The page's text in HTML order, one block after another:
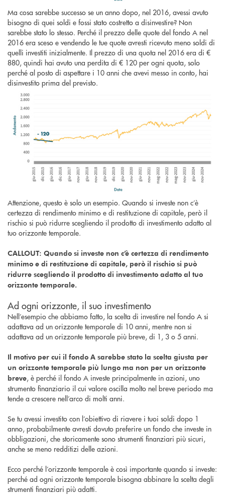
Ma cosa sarebbe successo se un anno dopo, nel 2016, avessi avuto
bisogno di quei soldi e fossi stato costretto a disinvestire? Non
sarebbe stato lo stesso. Perché il prezzo delle quote del fondo A nel
2016 era sceso e vendendo le tue quote avresti ricevuto meno soldi di
quelli investiti inizialmente. Il prezzo di una quota nel 2016 era di €
880, quindi hai avuto una perdita di € 120 per ogni quota, solo
perché al posto di aspettare i 10 anni che avevi messo in conto, hai
disinvestito prima del previsto.
Attenzione, questo è solo un esempio. Quando si investe non c’è
certezza di rendimento minimo e di restituzione di capitale, però il
rischio si può ridurre scegliendo il prodotto di investimento adatto al
tuo orizzonte temporale.
CALLOUT: Quando si investe non c’è certezza di rendimento
minimo e di restituzione di capitale, però il rischio si può
ridurre scegliendo il prodotto di investimento adatto al tuo
orizzonte temporale.
Ad ogni orizzonte, il suo investimento
Nell’esempio che abbiamo fatto, la scelta di investire nel fondo A si
adattava ad un orizzonte temporale di 10 anni, mentre non si
adattava ad un orizzonte temporale più breve, di 1, 3 o 5 anni.
Il motivo per cui il fondo A sarebbe stato la scelta giusta per
un orizzonte temporale più lungo ma non per un orizzonte
breve, è perché il fondo A investe principalmente in azioni, uno
strumento finanziario il cui valore oscilla molto nel breve periodo ma
tende a crescere nell’arco di molti anni.
Se tu avessi investito con l’obiettivo di riavere i tuoi soldi dopo 1
anno, probabilmente avresti dovuto preferire un fondo che investe in
obbligazioni, che storicamente sono strumenti finanziari più sicuri,
anche se meno redditizi delle azioni.
Ecco perché l’orizzonte temporale è così importante quando si investe:
perché ad ogni orizzonte temporale bisogna abbinare la scelta degli
strumenti finanziari più adatti.